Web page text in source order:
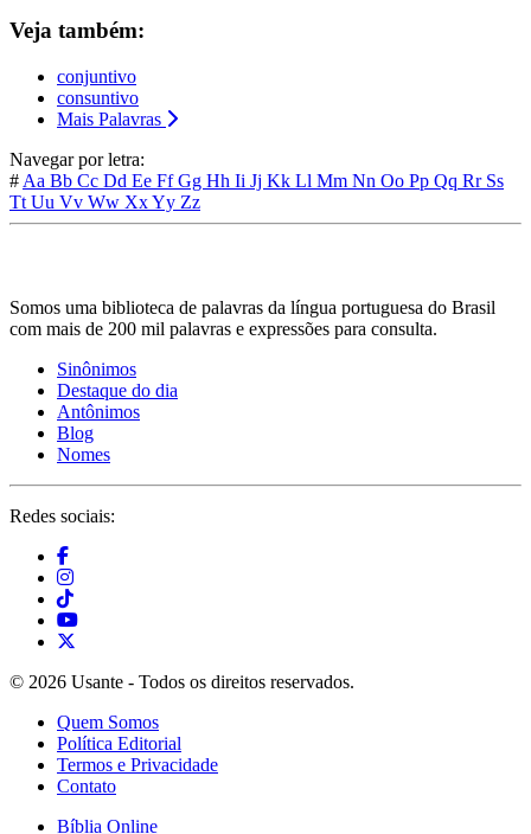
Veja também:
conjuntivo
consuntivo
Mais Palavras
Navegar por letra:
# Aa Bb Cc Dd Ee FfGg Hh Ii Jj Kk Ll Mm Nn Oo Pp Qq Rr Ss
Tt Uu Vv Ww XxYy Zz
Somos uma biblioteca de palavras da língua portuguesa do Brasil
com mais de 200 mil palavras e expressões para consulta.
Sinônimos
Destaque do dia
Antônimos
Blog
Nomes
Redes sociais:
© 2026 Usante - Todos os direitos reservados.
Quem Somos
Política Editorial
Termos e Privacidade
Contato
Bíblia Online